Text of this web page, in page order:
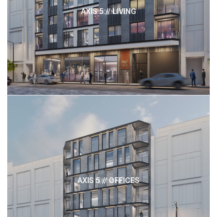
RÉSIDENTIEL
AXIS 5 // LIVING
TERTIAIRE
AXIS 5 // OFFICES